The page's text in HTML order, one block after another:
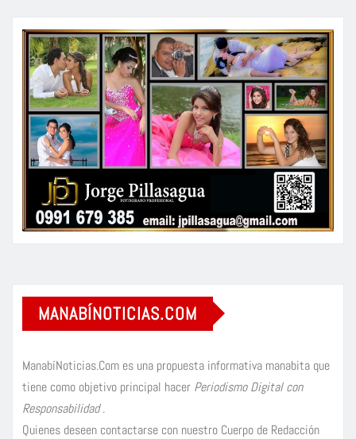
MANABÍNOTICIAS.COM
ManabíNoticias.Com es una propuesta informativa manabita que
tiene como objetivo principal hacer Periodismo Digital con
Responsabilidad.
Quienes deseen contactarse con nuestro Cuerpo de Redacción